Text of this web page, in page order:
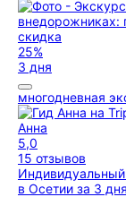
скидка
25%
3 дня
многодневная
Анна
5,0
15 отзывов
в Осетии за 3 дня